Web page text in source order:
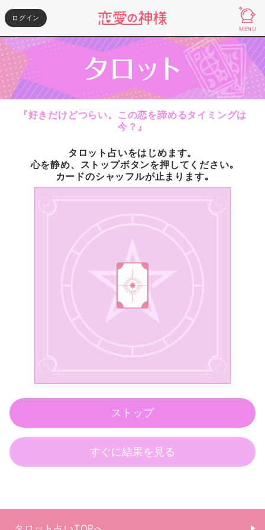
ログイン
MENU
『好きだけどつらい。この恋を諦めるタイミングは
今？』
タロット占いをはじめます。
心を静め、ストップボタンを押してください｡
カードのシャッフルが止まります｡